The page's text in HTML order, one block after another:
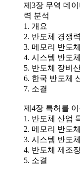
제3장 무역 데
력 분석
1. 개요
2. 반도체 경쟁
3. 메모리 반도
4. 시스템 반도
5. 반도체 장비
6. 한국 반도체
7. 소결
제4장 특허를
1. 반도체 산업
2. 메모리 반도
3. 시스템 반도
4. 반도체 제조
5. 소결